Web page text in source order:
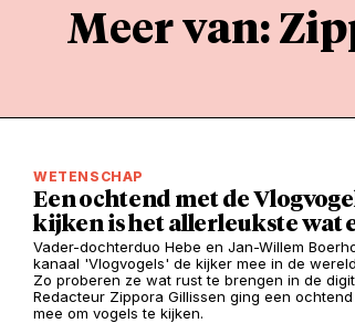
Meer van:
WETENSCHAP
Een ochtend met de
kijken is het allerleukste wat
Vader-dochterduo Hebe en Jan-Willem
kanaal 'Vlogvogels' de kijker mee in de
Zo proberen ze wat rust te brengen in de
Redacteur Zippora Gillissen ging een
mee om vogels te kijken.